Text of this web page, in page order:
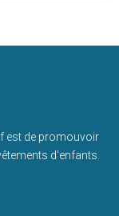
est de promouvoir
d'enfants.